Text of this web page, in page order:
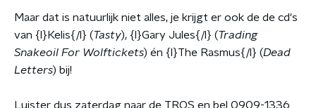
Maar dat is natuurlijk niet alles, je krijgt er ook de de cd's
van {l}Kelis{/l} (Tasty), {l}Gary Jules{/l} (Trading
Snakeoil For Wolftickets) én {l}The Rasmus{/l} (Dead
Letters) bij!
Luister dus zaterdag naar de TROS en bel 0909-1336